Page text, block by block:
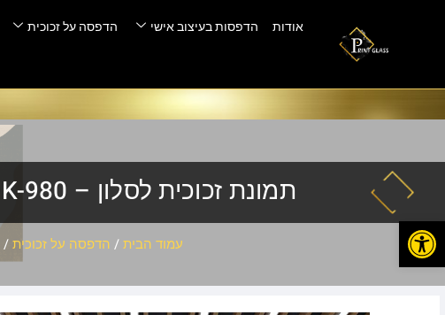
פתח סרגל נגישות
אודות הדפסות בעיצוב אישי הדפסה על זכוכית
תמונת זכוכית לסלון – PIK-980
עמוד הבית/ הדפסה על זכוכית/